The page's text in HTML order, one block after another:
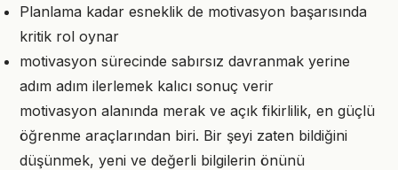
Planlama kadar esneklik de motivasyon başarısında
kritik rol oynar
motivasyon sürecinde sabırsız davranmak yerine
adım adım ilerlemek kalıcı sonuç verir
motivasyon alanında merak ve açık fikirlilik, en güçlü
öğrenme araçlarından biri. Bir şeyi zaten bildiğini
düşünmek, yeni ve değerli bilgilerin önünü